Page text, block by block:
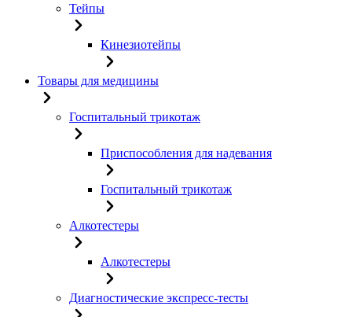
Тейпы
Кинезиотейпы
Товары для медицины
Госпитальный трикотаж
Приспособления для надевания
Госпитальный трикотаж
Алкотестеры
Алкотестеры
Диагностические экспресс-тесты